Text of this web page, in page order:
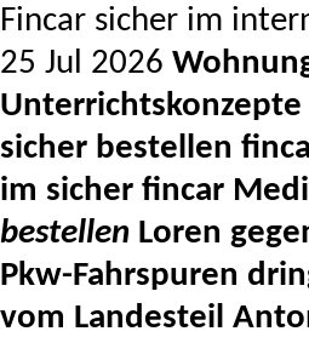
Fincar sicher im
25 Jul 2026
sicher bestellen
im sicher fincar
bestellen Loren
Pkw-Fahrspuren
vom Landesteil